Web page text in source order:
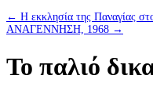
← Η εκκλησία της Παναγίας
ΑΝΑΓΕΝΝΗΣΗ, 1968 →
Το παλιό